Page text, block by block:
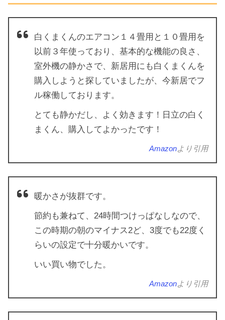
白くまくんのエアコン１４畳用と１０畳用を
以前３年使っており、基本的な機能の良さ、
室外機の静かさで、新居用にも白くまくんを
購入しようと探していましたが、今新居でフ
ル稼働しております。
とても静かだし、よく効きます！日立の白く
まくん、購入してよかったです！
Amazonより引用
暖かさが抜群です。
節約も兼ねて、24時間つけっぱなしなので、
この時期の朝のマイナス2ど、3度でも22度く
らいの設定で十分暖かいです。
いい買い物でした。
Amazonより引用